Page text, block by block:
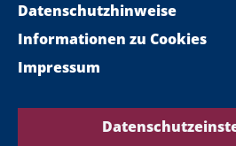
Datenschutzhinweise
Impressum
Informationen zu Cookies